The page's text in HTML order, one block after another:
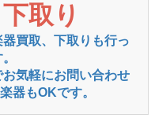
取り
買取、下取りも行っ
気軽にお問い合わせ
器もOKです。